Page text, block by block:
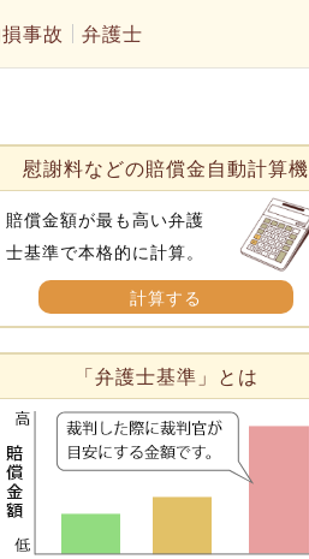
事故 弁護士
慰謝料などの賠償金自動計算機
賠償金額が最も高い弁護
士基準で本格的に計算。
計算する
「弁護士基準」とは